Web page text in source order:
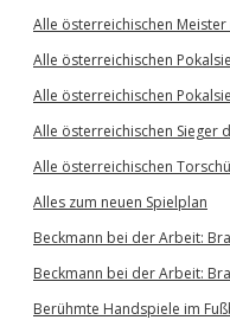
Alle österreichischen
Alle österreichischen
Alle österreichischen
Alle österreichischen Sieger
Alle österreichischen
Alles zum neuen Spielplan
Beckmann bei der Arbeit:
Beckmann bei der Arbeit:
Berühmte Handspiele im